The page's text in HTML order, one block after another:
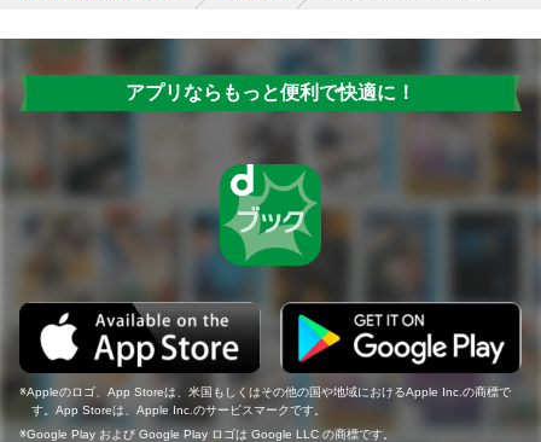
アプリならもっと便利で快適に！
Appleのロゴ、App Storeは、米国もしくはその他の国や地域におけるApple Inc.の商標で
す。App Storeは、Apple Inc.のサービスマークです。
Google Play および Google Play ロゴは Google LLC の商標です。